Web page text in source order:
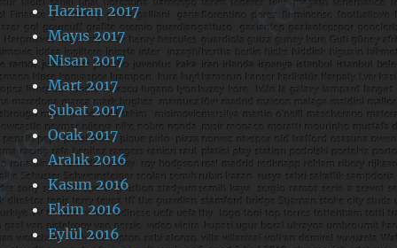
Haziran 2017
Mayıs 2017
Nisan 2017
Mart 2017
Şubat 2017
Ocak 2017
Aralık 2016
Kasım 2016
Ekim 2016
Eylül 2016